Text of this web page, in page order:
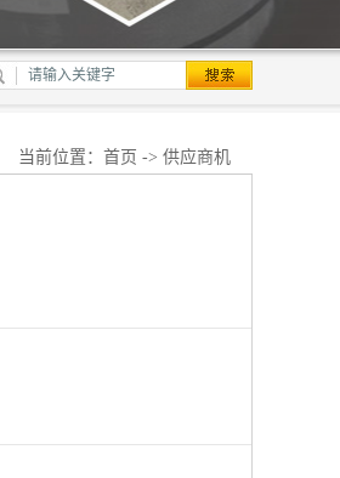
当前位置： 首页 -> 供应商机